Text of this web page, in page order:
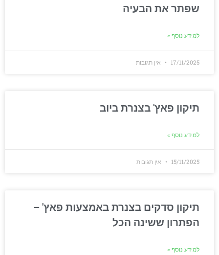
שפתר את הבעיה
למידע נוסף »
17/11/2025 אין תגובות
תיקון פאץ' בצנרת ביוב
למידע נוסף »
15/11/2025 אין תגובות
תיקון סדקים בצנרת באמצעות פאץ' –
הפתרון ששינה הכל
למידע נוסף »